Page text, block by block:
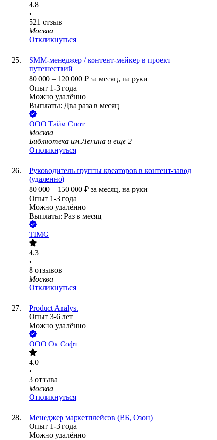
4.8
•
521 отзыв
Москва
Откликнуться
SMM-менеджер / контент-мейкер в проект
путешествий
80 000 – 120 000 ₽ за месяц, на руки
Опыт 1-3 года
Можно удалённо
Выплаты: Два раза в месяц
ООО Тайм Спот
Москва
Библиотека им.Ленина и еще 2
Откликнуться
Руководитель группы креаторов в контент-завод
(удаленно)
80 000 – 150 000 ₽ за месяц, на руки
Опыт 1-3 года
Можно удалённо
Выплаты: Раз в месяц
TIMG
4.3
•
8 отзывов
Москва
Откликнуться
Product Analyst
Опыт 3-6 лет
Можно удалённо
ООО Ок Софт
4.0
•
3 отзыва
Москва
Откликнуться
Менеджер маркетплейсов (ВБ, Озон)
Опыт 1-3 года
Можно удалённо